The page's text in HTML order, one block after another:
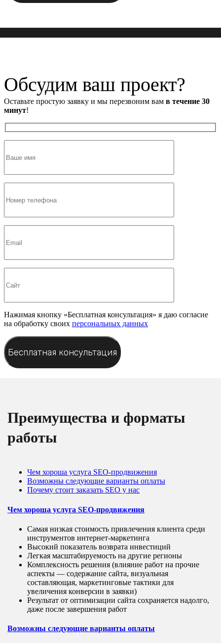
Обсудим ваш проект?
Оставьте простую заявку и мы перезвоним вам в течение 30
минут!
Нажимая кнопку «Бесплатная консультация» я даю согласие
на обработку своих персональных данных
Преимущества и форматы
работы
Чем хороша услуга SEO-продвижения
Возможны следующие варианты оплаты
Почему стоит заказать SEO у нас
Чем хороша услуга SEO-продвижения
Самая низкая стоимость привлечения клиента среди
инструментов интернет-маркетинга
Высокий показатель возврата инвестиций
Легкая масштабируемость на другие регионы
Комплексность решения (влияние работ на прочие
аспекты — содержание сайта, визуальная
составляющая, маркетинговые тактики для
увеличения конверсии в заявки)
Результат от оптимизации сайта сохраняется надолго,
даже после завершения работ
Возможны следующие варианты оплаты